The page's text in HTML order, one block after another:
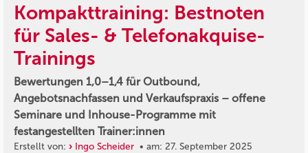
Kompakttraining: Bestnoten
für Sales- & Telefonakquise-
Trainings
Bewertungen 1,0–1,4 für Outbound,
Angebotsnachfassen und Verkaufspraxis – offene
Seminare und Inhouse-Programme mit
festangestellten Trainer:innen
Erstellt von: Ingo Scheider • am: 27. September 2025